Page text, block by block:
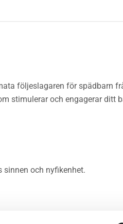
följeslagaren för spädbarn
stimulerar och engagerar ditt
sinnen och nyfikenhet.